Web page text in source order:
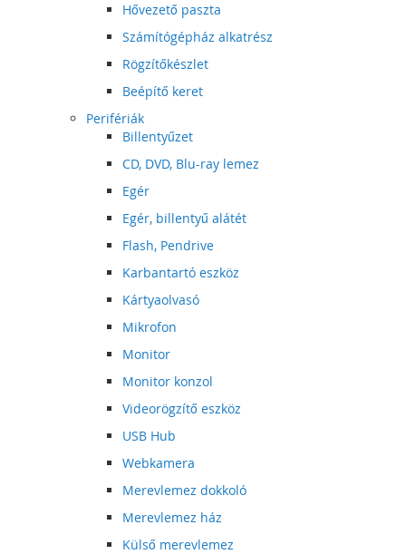
Hővezető paszta
Számítógépház alkatrész
Rögzítőkészlet
Beépítő keret
Perifériák
Billentyűzet
CD, DVD, Blu-ray lemez
Egér
Egér, billentyű alátét
Flash, Pendrive
Karbantartó eszköz
Kártyaolvasó
Mikrofon
Monitor
Monitor konzol
Videorögzítő eszköz
USB Hub
Webkamera
Merevlemez dokkoló
Merevlemez ház
Külső merevlemez